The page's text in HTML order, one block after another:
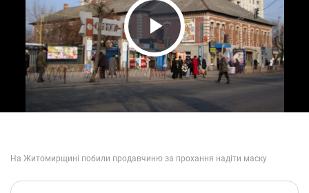
Play Video